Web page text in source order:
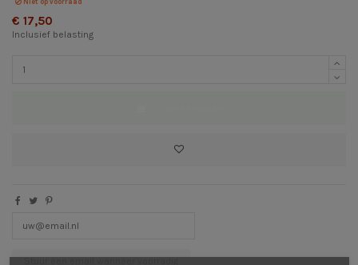
Niet op voorraad
€ 17,50
Inclusief belasting